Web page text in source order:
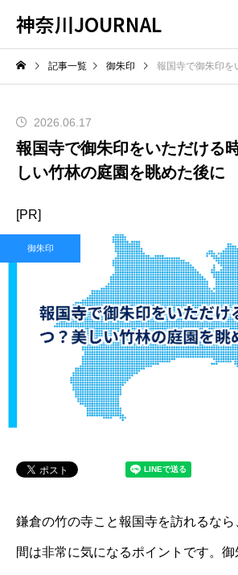
神奈川JOURNAL
記事一覧 御朱印 報国寺で御朱印をいただける時
2026.06.17
報国寺で御朱印をいただける
しい竹林の庭園を眺めた後に
[PR]
御朱印
鎌倉の竹の寺こと報国寺を訪れるな
間は非常に気になるポイントです。